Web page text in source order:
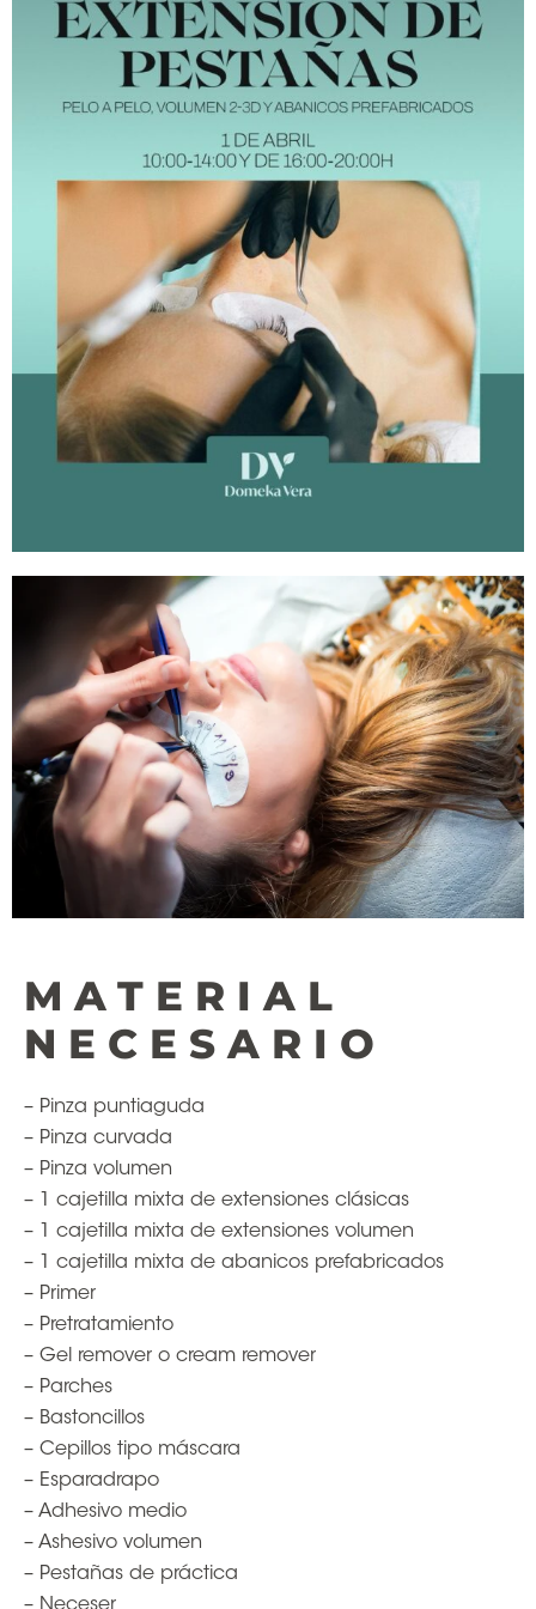
MATERIAL
NECESARIO
– Pinza puntiaguda
– Pinza curvada
– Pinza volumen
– 1 cajetilla mixta de extensiones clásicas
– 1 cajetilla mixta de extensiones volumen
– 1 cajetilla mixta de abanicos prefabricados
– Primer
– Pretratamiento
– Gel remover o cream remover
– Parches
– Bastoncillos
– Cepillos tipo máscara
– Esparadrapo
– Adhesivo medio
– Ashesivo volumen
– Pestañas de práctica
– Neceser